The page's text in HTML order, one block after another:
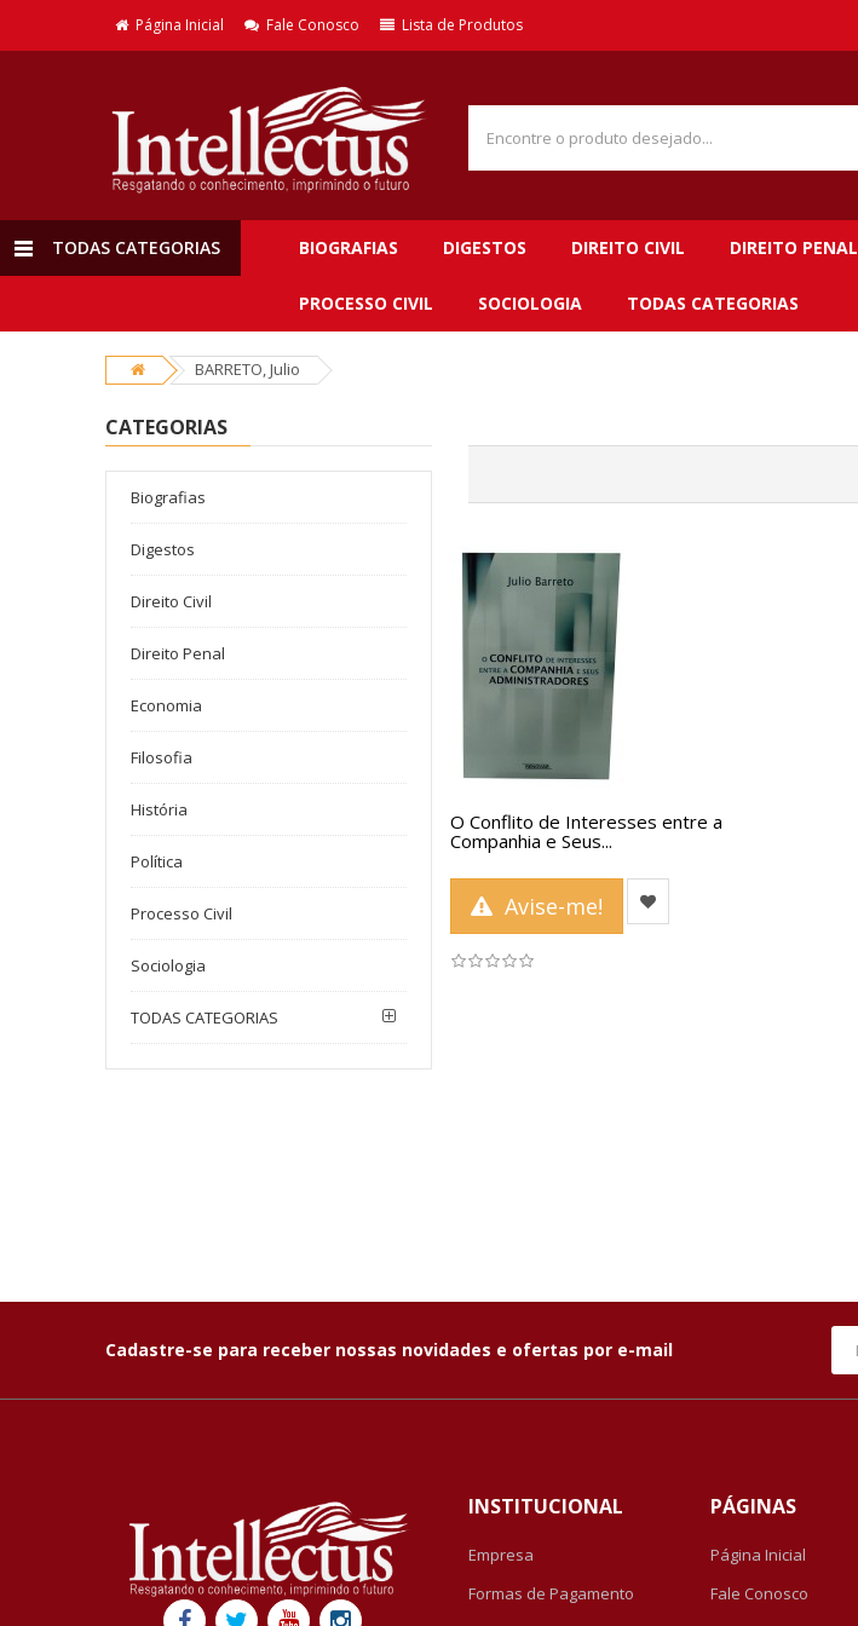
Página Inicial Fale Conosco Lista de Produtos
TODAS CATEGORIAS BIOGRAFIAS DIGESTOS DIREITO CIVIL DIREITO PENAL
PROCESSO CIVIL SOCIOLOGIA TODAS CATEGORIAS
BARRETO, Julio
CATEGORIAS
Biografias
Digestos
Direito Civil
Direito Penal
Economia
Filosofia
História
Política
Processo Civil
Sociologia
TODAS CATEGORIAS
O Conflito de Interesses entre a
Companhia e Seus...
Avise-me!
Cadastre-se para receber nossas novidades e ofertas por e-mail
INSTITUCIONAL
Empresa
Formas de Pagamento
PÁGINAS
Página Inicial
Fale Conosco